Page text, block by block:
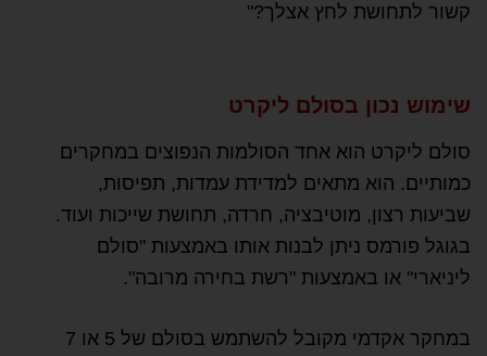
קשור לתחושת לחץ אצלך?"
שימוש נכון בסולם ליקרט
סולם ליקרט הוא אחד הסולמות הנפוצים במחקרים
כמותיים. הוא מתאים למדידת עמדות, תפיסות,
שביעות רצון, מוטיבציה, חרדה, תחושת שייכות ועוד.
בגוגל פורמס ניתן לבנות אותו באמצעות "סולם
ליניארי" או באמצעות "רשת בחירה מרובה".
במחקר אקדמי מקובל להשתמש בסולם של 5 או 7